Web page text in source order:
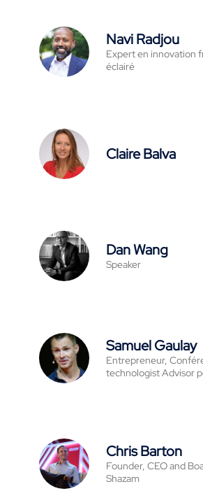
Navi Radjou
Expert en innovation
éclairé
Claire Balva
Dan Wang
Speaker
Samuel Gaulay
Entrepreneur,
technologist Advisor
Chris Barton
Founder, CEO and
Shazam